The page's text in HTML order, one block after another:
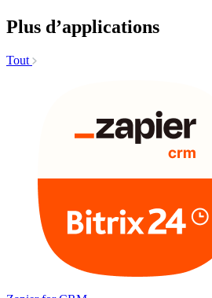
Plus d’applications
Tout